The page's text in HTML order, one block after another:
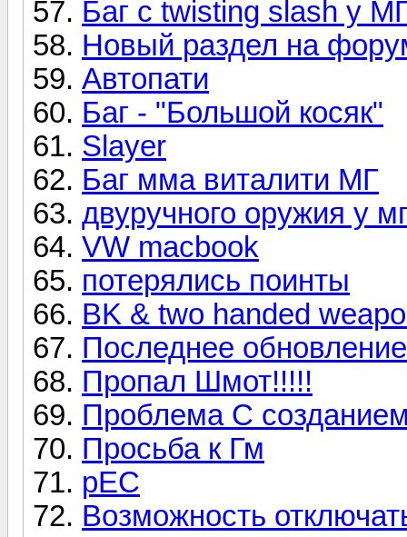
Баг с twisting slash у
Новый раздел на
Автопати
Баг - "Большой косяк"
Slayer
Баг мма виталити МГ
двуручного оружия у
VW macbook
потерялись поинты
BK & two handed
Последнее обновление
Пропал Шмот!!!!!
Проблема С
Просьба к Гм
рЕС
Возможность